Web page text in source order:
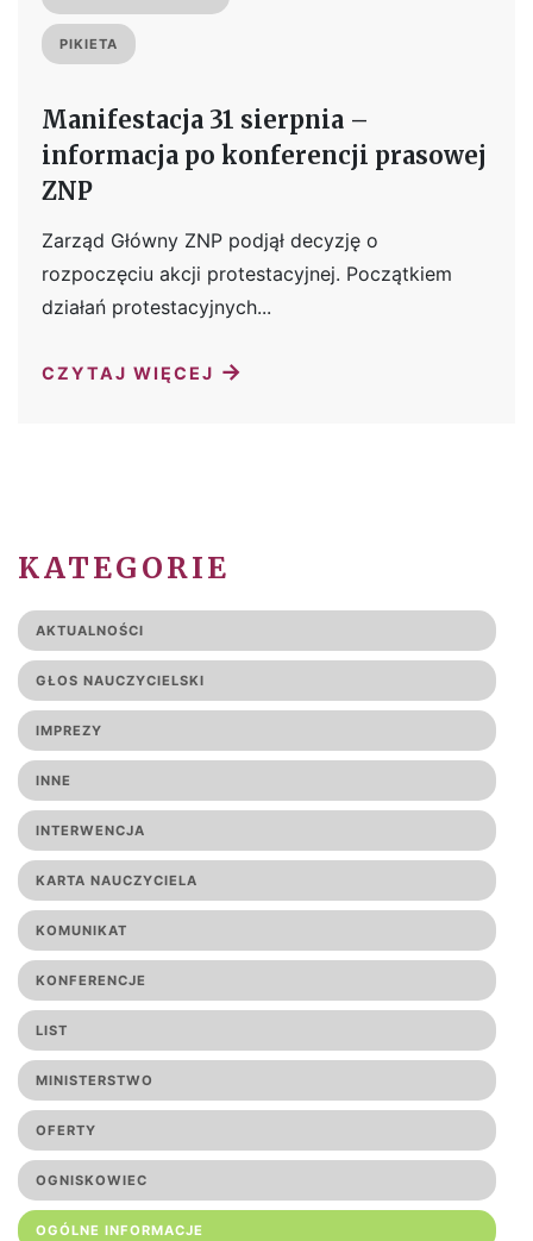
PIKIETA
Manifestacja 31 sierpnia –
informacja po konferencji prasowej
ZNP
Zarząd Główny ZNP podjął decyzję o
rozpoczęciu akcji protestacyjnej. Początkiem
działań protestacyjnych...
CZYTAJ WIĘCEJ →
KATEGORIE
AKTUALNOŚCI
GŁOS NAUCZYCIELSKI
IMPREZY
INNE
INTERWENCJA
KARTA NAUCZYCIELA
KOMUNIKAT
KONFERENCJE
LIST
MINISTERSTWO
OFERTY
OGNISKOWIEC
OGÓLNE INFORMACJE